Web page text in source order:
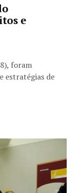
e
foram
estratégias de